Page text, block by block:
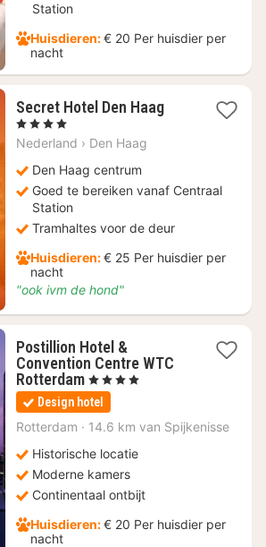
Station
Huisdieren:€ 20 Per huisdier per
nacht
Secret Hotel Den Haag2
, 4 Sterren
Nederland › Den Haag
Den Haag centrum
Goed te bereiken vanaf Centraal
Station
Tramhaltes voor de deur
Huisdieren:€ 25 Per huisdier per
nacht
"ook ivm de hond"
Postillion Hotel &
Convention Centre WTC
Rotterdam2
nachten
vanaf
€
, 4 Sterren
Design hotel
Rotterdam · 14.6 km van Spijkenisse
Historische locatie
Moderne kamers
Continentaal ontbijt
Huisdieren:€ 20 Per huisdier per
nacht